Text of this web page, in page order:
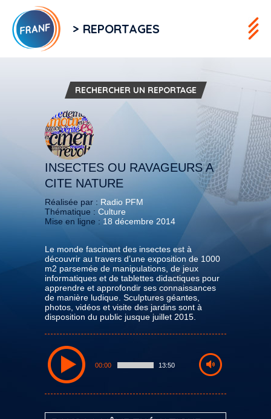
> REPORTAGES
RECHERCHER UN REPORTAGE
INSECTES OU RAVAGEURS A
CITE NATURE
Réalisée par : Radio PFM
Thématique : Culture
Mise en ligne : 18 décembre 2014
Le monde fascinant des insectes est à
découvrir au travers d’une exposition de 1000
m2 parsemée de manipulations, de jeux
informatiques et de tablettes didactiques pour
apprendre et approfondir ses connaissances
de manière ludique. Sculptures géantes,
photos, vidéos et visite des jardins sont à
disposition du public jusque juillet 2015.
00:00 13:50